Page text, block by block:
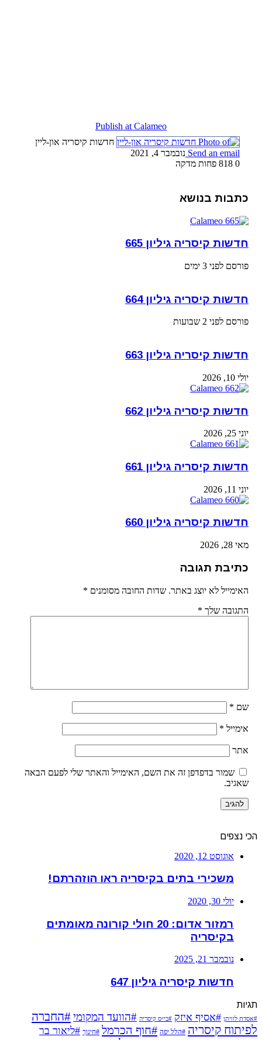
Publish at Calameo
חדשות קיסריה און-ליין
Send an email נובמבר 4, 2021
0
פחות מדקה
כתבות בנושא
חדשות קיסריה גיליון 665
פורסם לפני 3 ימים
חדשות קיסריה גיליון 664
פורסם לפני 2 שבועות
חדשות קיסריה גיליון 663
יולי 10, 2026
חדשות קיסריה גיליון 662
יוני 25, 2026
חדשות קיסריה גיליון 661
יוני 11, 2026
חדשות קיסריה גיליון 660
מאי 28, 2026
כתיבת תגובה
האימייל לא יוצג באתר. שדות החובה מסומנים *
התגובה שלך *
שם *
אימייל *
אתר
שמור בדפדפן זה את השם, האימייל והאתר שלי לפעם הבאה
שאגיב.
הכי נצפים
אוגוסט 12, 2020
משכירי בתים בקיסריה ראו הוזהרתם!
יולי 30, 2020
רמזור אדום: 20 חולי קורונה מאומתים
בקיסריה
נובמבר 21, 2025
חדשות קיסריה גיליון 647
תגיות
#אסדת לוויתן #אסיף איזק #בי״ס קיסריה #הוועד המקומי#החברה
לפיתוח קיסריה #הלל יפה #חוף הכרמל #חינוך #ליאור בר